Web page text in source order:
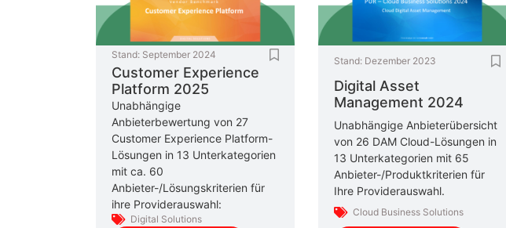
Stand: September 2024
Customer Experience
Platform 2025
Unabhängige
Anbieterbewertung von 27
Customer Experience Platform-
Lösungen in 13 Unterkategorien
mit ca. 60
Anbieter-/Lösungskriterien für
ihre Providerauswahl:
Digital Solutions
Stand: Dezember 2023
Digital Asset
Management 2024
Unabhängige Anbieterübersicht
von 26 DAM Cloud-Lösungen in
13 Unterkategorien mit 65
Anbieter-/Produktkriterien für
Ihre Providerauswahl.
Cloud Business Solutions